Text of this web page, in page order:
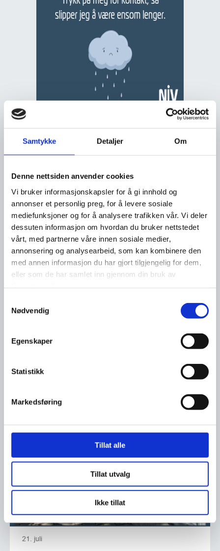
Samtykke Detaljer Om
Denne nettsiden anvender cookies
Vi bruker informasjonskapsler for å gi innhold og
annonser et personlig preg, for å levere sosiale
mediefunksjoner og for å analysere trafikken vår. Vi deler
dessuten informasjon om hvordan du bruker nettstedet
vårt, med partnerne våre innen sosiale medier,
annonsering og analysearbeid, som kan kombinere den
med annen informasjon du har gjort tilgjengelig for dem,
eller som de har samlet inn gjennom din bruk av
Nødvendig
Egenskaper
Statistikk
Markedsføring
Tillat alle
Tillat utvalg
Ikke tillat
Les flere nyheter
Ser du etter en ny jobb?
21. juli